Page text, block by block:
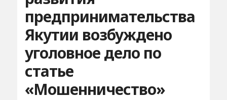
предпринимательства
Якутии возбуждено
уголовное дело по
статье
«Мошенничество»